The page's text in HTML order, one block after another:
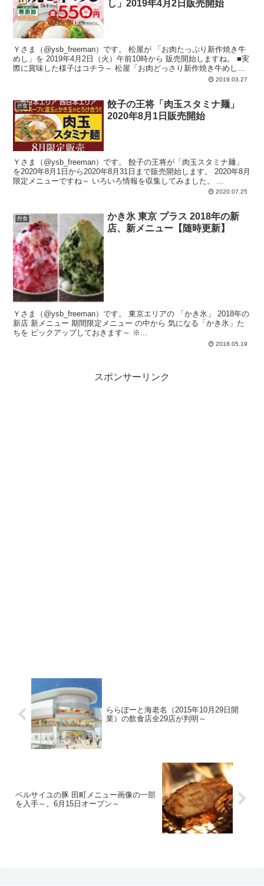
し」2019年4月2日販売開始
Ｙさま（@ysb_freeman）です。 松屋が 「お肉たっぷり新作焼き牛
めし」を 2019年4月2日（火）午前10時から 販売開始しますね。 ■実
際に賞味した様子はコチラ～ 松屋「お肉どっさり新作焼き牛めし大
2019.03.27
外食
餃子の王将「肉玉スタミナ麺」
2020年8月1日販売開始
Ｙさま（@ysb_freeman）です。 餃子の王将が「肉玉スタミナ麺」
を2020年8月1日から2020年8月31日まで販売開始します。 2020年8月
2020.07.25
外食
かき氷 東京 プラス 2018年の新
店、新メニュー【随時更新】
Ｙさま（@ysb_freeman）です。 東京エリアの 「かき氷」 2018年の
新店 新メニュー 期間限定メニュー の中から 気になる「かき氷」た
ちを ピックアップしておきます～ ※...
2018.05.19
スポンサーリンク
ららぽーと海老名（2015年10月29日開
業）の飲食店全29店が判明～
ベルサイユの豚 田町メニュー画像の一部
を入手～。6月15日オープン～